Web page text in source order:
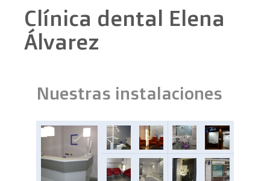
Clínica dental Elena
Álvarez
Nuestras instalaciones